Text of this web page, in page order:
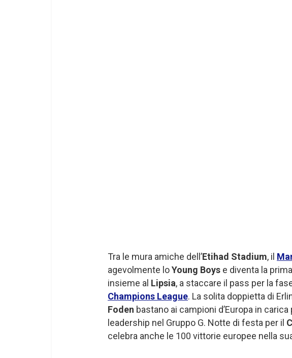
Tra le mura amiche dell’Etihad Stadium, il
agevolmente loYoung Boys e diventa la
insieme al Lipsia, a staccare il pass per la
Champions League. La solita doppietta di
Foden bastano ai campioni d’Europa in
leadership nel Gruppo G. Notte di festa per il
celebra anche le 100 vittorie europee nella